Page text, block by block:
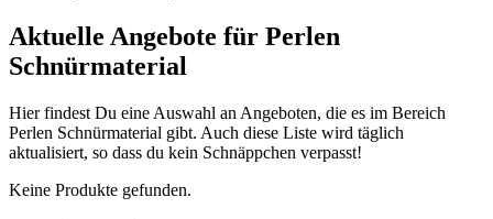
Aktuelle Angebote für Perlen
Schnürmaterial
Hier findest Du eine Auswahl an Angeboten, die es im Bereich
Perlen Schnürmaterial gibt. Auch diese Liste wird täglich
aktualisiert, so dass du kein Schnäppchen verpasst!
Keine Produkte gefunden.